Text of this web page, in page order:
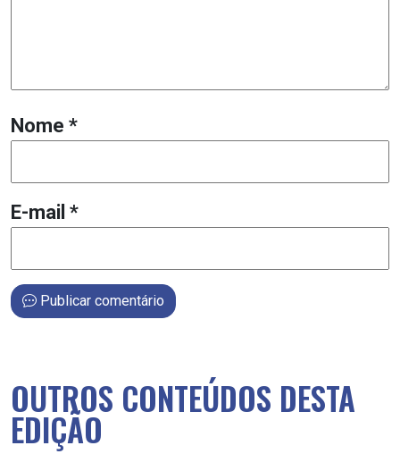
Nome *
E-mail *
Publicar comentário
OUTROS CONTEÚDOS DESTA
EDIÇÃO